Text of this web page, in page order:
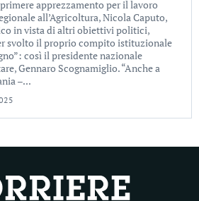
apprezzamento per il lavoro
all’Agricoltura, Nicola Caputo,
in vista di altri obiettivi politici,
svolto il proprio compito istituzionale
così il presidente nazionale
Gennaro Scognamiglio. “Anche a
–...